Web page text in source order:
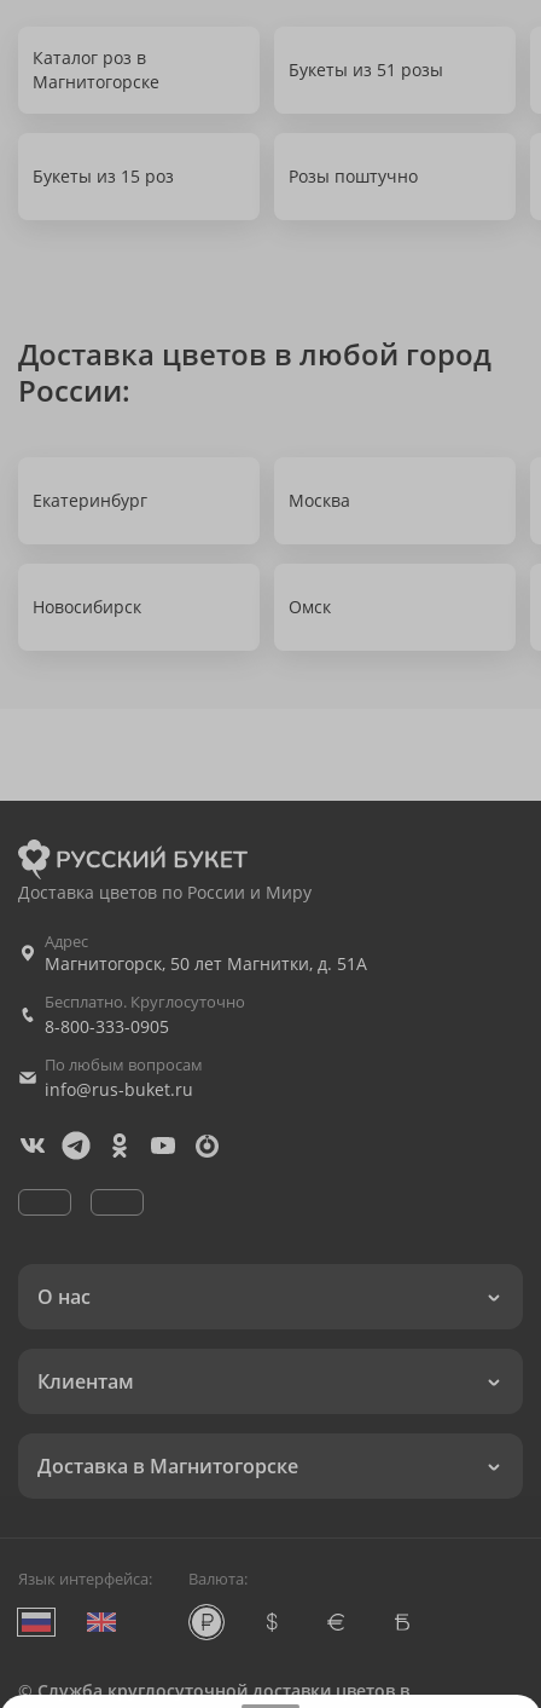
Каталог роз в
Магнитогорске
Букеты из 51 розы
Букеты из 15 роз Розы поштучно
Доставка цветов в любой город
России:
Екатеринбург Москва
Новосибирск Омск
Доставка цветов по России и Миру
Адрес
Магнитогорск, 50 лет Магнитки, д. 51А
Бесплатно. Круглосуточно
8-800-333-0905
По любым вопросам
info@rus-buket.ru
О нас
Клиентам
Доставка в Магнитогорске
Язык интерфейса: Валюта:
©Служба круглосуточной доставки цветов в